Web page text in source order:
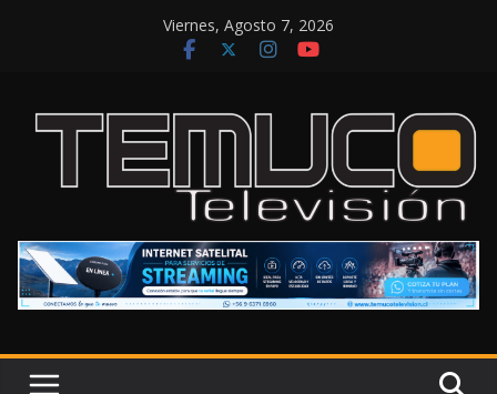
Viernes, Agosto 7, 2026